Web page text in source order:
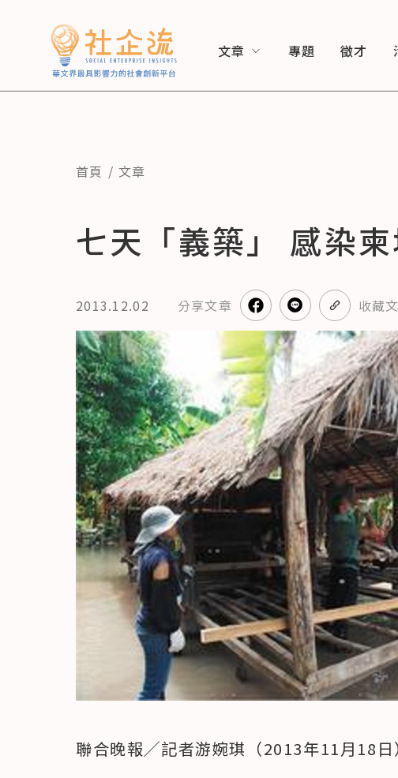
文章 專題 徵才
首頁 文章
七天「義築」 感染
2013.12.02 分享文章 收藏
聯合晚報╱記者游婉琪（2013年11月18日